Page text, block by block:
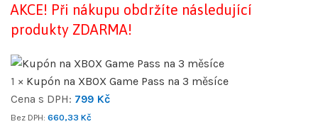
AKCE! Při nákupu obdržíte následující
produkty ZDARMA!
1 × Kupón na XBOX Game Pass na 3 měsíce
Cena s DPH: 799 Kč
Bez DPH: 660,33 Kč